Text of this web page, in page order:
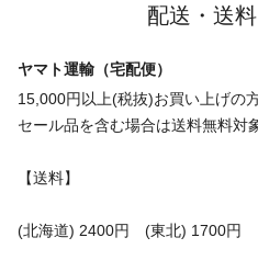
配送・送
ヤマト運輸（宅配便）
15,000円以上(税抜)お買い上げの
セール品を含む場合は送料無料対
【送料】
(北海道) 2400円 (東北) 1700円